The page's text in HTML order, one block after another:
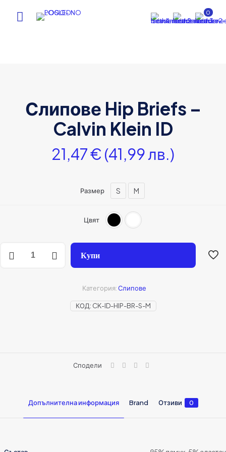
0
Слипове Hip Briefs –
Calvin Klein ID
21,47€ (41,99 лв.)
Размер S M
Цвят
Купи
КОД: CK-ID-HIP-BR-S-M
Категория:Слипове
Сподели
Допълнителна информация Brand Отзиви 0